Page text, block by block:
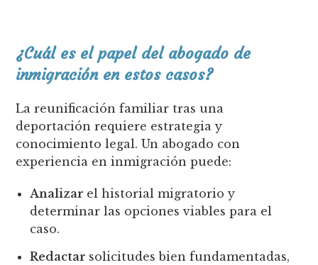
¿Cuál es el papel del abogado de
inmigración en estos casos?
La reunificación familiar tras una
deportación requiere estrategia y
conocimiento legal. Un abogado con
experiencia en inmigración puede:
Analizar el historial migratorio y
determinar las opciones viables para el
caso.
Redactar solicitudes bien fundamentadas,